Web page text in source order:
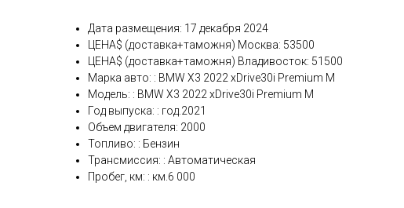
Дата размещения: 17 декабря 2024
ЦЕНА$ (доставка+таможня) Москва: 53500
ЦЕНА$ (доставка+таможня) Владивосток: 51500
Марка авто: : BMW X3 2022 xDrive30i Premium M
Модель: : BMW X3 2022 xDrive30i Premium M
Год выпуска: : год.2021
Объем двигателя: 2000
Топливо: : Бензин
Трансмиссия: : Автоматическая
Пробег, км: : км.6 000